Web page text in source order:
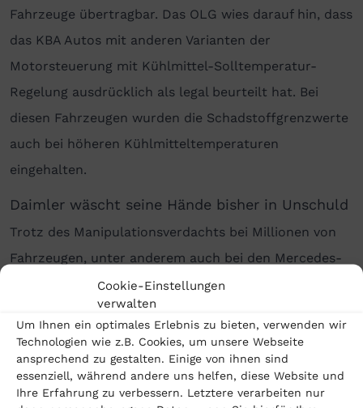
Cookie-Einstellungen
verwalten
Um Ihnen ein optimales Erlebnis zu bieten, verwenden wir
Technologien wie z.B. Cookies, um unsere Webseite
ansprechend zu gestalten. Einige von ihnen sind
essenziell, während andere uns helfen, diese Website und
Ihre Erfahrung zu verbessern. Letztere verarbeiten nur
Fahrzeuge über­trag­bar. Das OLG wies darauf hin, dass
das KBA Autos mit anderen Varianten der
Motorsteuerung mit Kühl­mittel-Soll­temperatur-
Regelung ausdrück­lich als legal beur­teilt hat. Bei
diesen Fahrzeugen wurden die Schad­stoff­grenz­werte
auch bei höheren Kühl­mittel­temperaturen
eingehalten.
Daimler wäscht seine Hände bisher in Unschuld
Trotz des Manipulationsverdachts bei Millionen von
Fahrzeugen, unter anderem auch bei den Mercedes-
Motoren OM 622, OM 626 und OM 642, war der
Daimler-Konzern bisher relativ glimpflich
davongekommen. Man hatte unter anderem durch
Vergleiche und derZustimmung von Strafzahlungen
versucht, sich aus der Abgasaffäre zu schleichen.